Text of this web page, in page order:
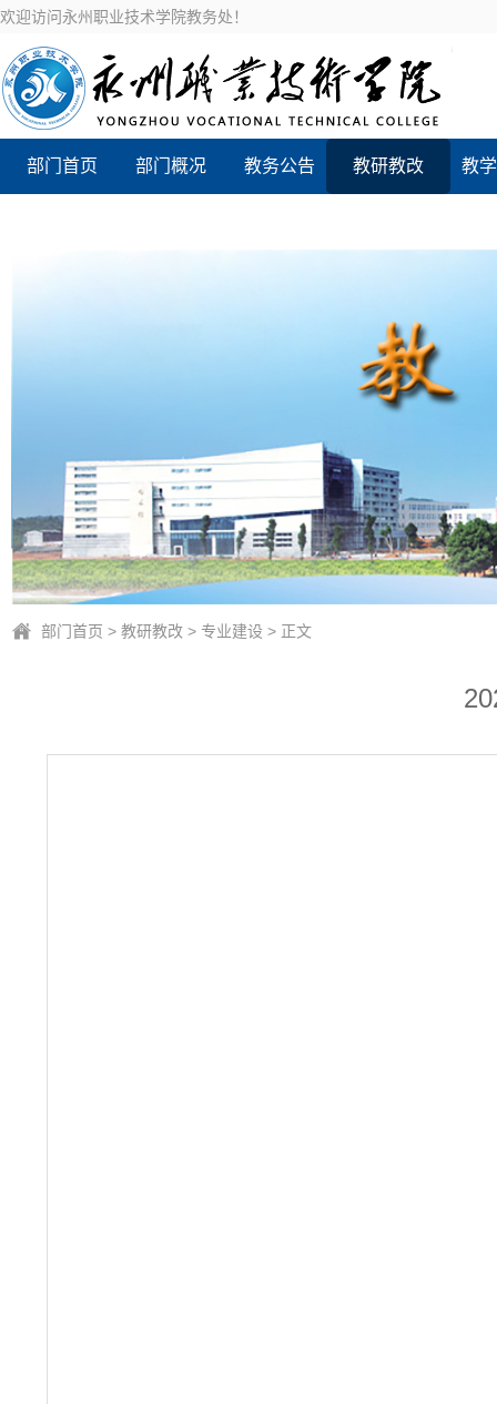
欢迎访问永州职业技术学院教务处！
部门首页 部门概况 教务公告 教研教改 教
部门首页 > 教研教改 > 专业建设 > 正文